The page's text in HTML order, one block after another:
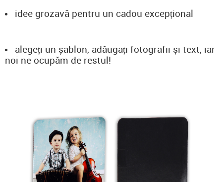
idee grozavă pentru un cadou excepțional
alegeți un șablon, adăugați fotografii și text, iar
noi ne ocupăm de restul!